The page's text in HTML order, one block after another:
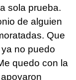
sola prueba.
de alguien
Que
no puedo
quedo con la